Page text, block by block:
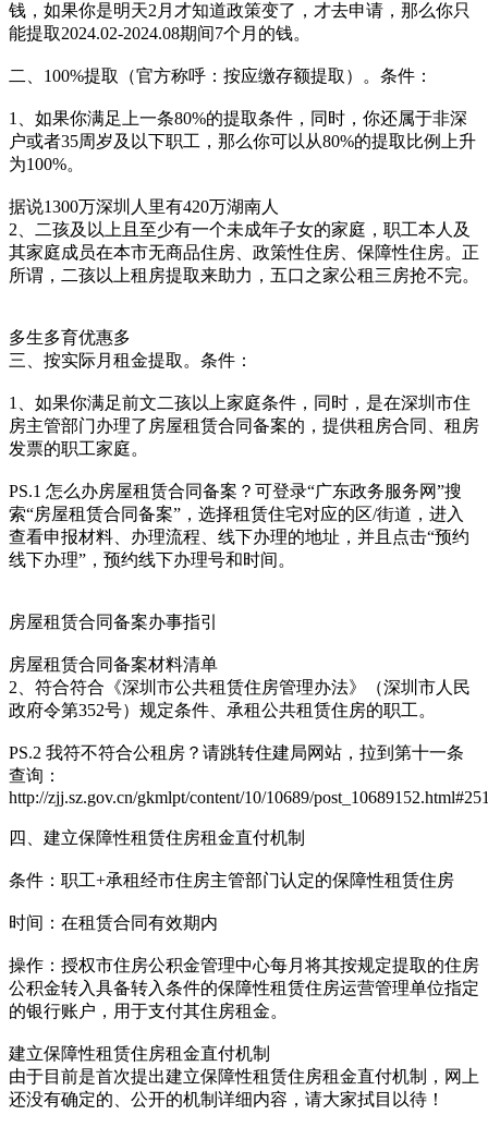
钱，如果你是明天2月才知道政策变了，才去申请，那么你只
能提取2024.02-2024.08期间7个月的钱。
二、100%提取（官方称呼：按应缴存额提取）。条件：
1、如果你满足上一条80%的提取条件，同时，你还属于非深
户或者35周岁及以下职工，那么你可以从80%的提取比例上升
为100%。
据说1300万深圳人里有420万湖南人
2、二孩及以上且至少有一个未成年子女的家庭，职工本人及
其家庭成员在本市无商品住房、政策性住房、保障性住房。正
所谓，二孩以上租房提取来助力，五口之家公租三房抢不完。
多生多育优惠多
三、按实际月租金提取。条件：
1、如果你满足前文二孩以上家庭条件，同时，是在深圳市住
房主管部门办理了房屋租赁合同备案的，提供租房合同、租房
发票的职工家庭。
PS.1 怎么办房屋租赁合同备案？可登录“广东政务服务网”搜
索“房屋租赁合同备案”，选择租赁住宅对应的区/街道，进入
查看申报材料、办理流程、线下办理的地址，并且点击“预约
线下办理”，预约线下办理号和时间。
房屋租赁合同备案办事指引
房屋租赁合同备案材料清单
2、符合符合《深圳市公共租赁住房管理办法》（深圳市人民
政府令第352号）规定条件、承租公共租赁住房的职工。
PS.2 我符不符合公租房？请跳转住建局网站，拉到第十一条
查询：
http://zjj.sz.gov.cn/gkmlpt/content/10/10689/
四、建立保障性租赁住房租金直付机制
条件：职工+承租经市住房主管部门认定的保障性租赁住房
时间：在租赁合同有效期内
操作：授权市住房公积金管理中心每月将其按规定提取的住房
公积金转入具备转入条件的保障性租赁住房运营管理单位指定
的银行账户，用于支付其住房租金。
建立保障性租赁住房租金直付机制
由于目前是首次提出建立保障性租赁住房租金直付机制，网上
还没有确定的、公开的机制详细内容，请大家拭目以待！